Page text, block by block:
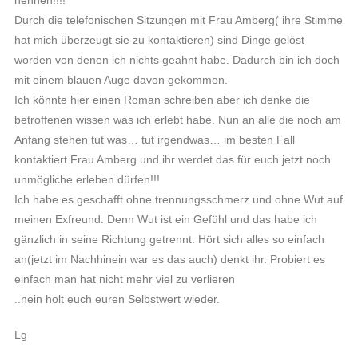
Durch die telefonischen Sitzungen mit Frau Amberg( ihre Stimme
hat mich überzeugt sie zu kontaktieren) sind Dinge gelöst
worden von denen ich nichts geahnt habe. Dadurch bin ich doch
mit einem blauen Auge davon gekommen.
Ich könnte hier einen Roman schreiben aber ich denke die
betroffenen wissen was ich erlebt habe. Nun an alle die noch am
Anfang stehen tut was… tut irgendwas… im besten Fall
kontaktiert Frau Amberg und ihr werdet das für euch jetzt noch
unmögliche erleben dürfen!!!
Ich habe es geschafft ohne trennungsschmerz und ohne Wut auf
meinen Exfreund. Denn Wut ist ein Gefühl und das habe ich
gänzlich in seine Richtung getrennt. Hört sich alles so einfach
an(jetzt im Nachhinein war es das auch) denkt ihr. Probiert es
einfach man hat nicht mehr viel zu verlieren
..nein holt euch euren Selbstwert wieder.
Lg